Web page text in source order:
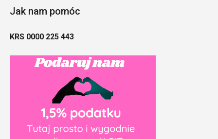
Jak nam pomóc
KRS 0000 225 443